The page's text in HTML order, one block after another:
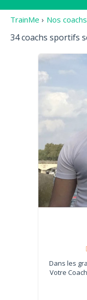
TrainMe › Nos
34 coachs sportifs
Dans les
Votre